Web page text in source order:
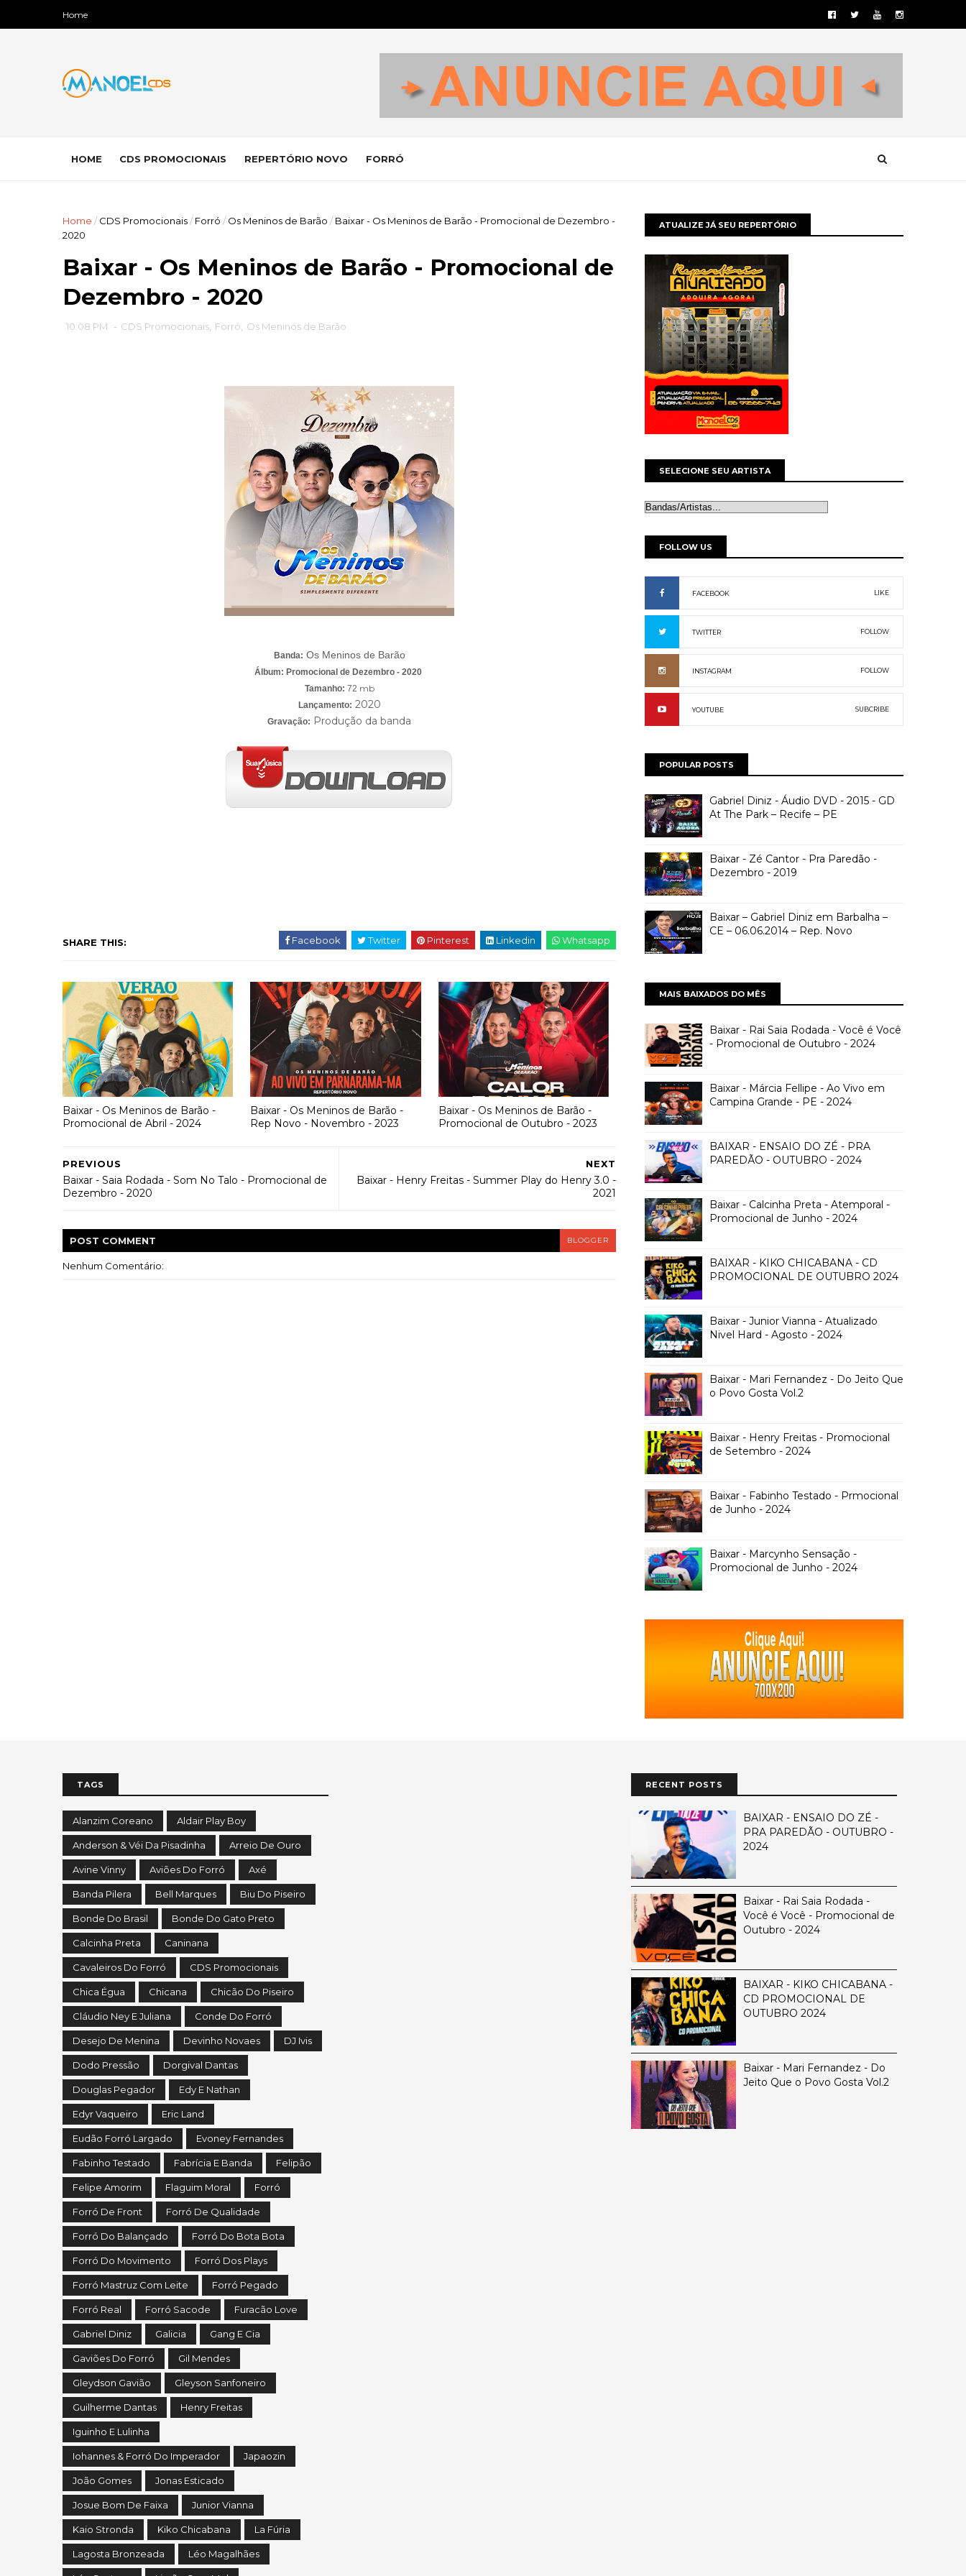
Home
HOME CDS PROMOCIONAIS REPERTÓRIO NOVO FORRÓ
Home / CDS Promocionais/ Forró / Os Meninos de Barão / Baixar - Os Meninos de Barão - Promocional de Dezembro -
2020
Baixar - Os Meninos de Barão - Promocional de
Dezembro - 2020
10:08 PM - CDS Promocionais Forró Os Meninos de Barão
Banda: Os Meninos de Barão
Álbum: Promocional de Dezembro - 2020
Tamanho: 72 mb
Lançamento: 2020
Gravação: Produção da banda
SHARE THIS: Facebook Twitter Pinterest Linkedin Whatsapp
Baixar - Os Meninos de Barão -
Promocional de Abril - 2024
Baixar - Os Meninos de Barão -
Rep Novo - Novembro - 2023
Baixar - Os Meninos de Barão -
Promocional de Outubro - 2023
NEXT
Baixar - Henry Freitas - Summer Play do Henry 3.0 -
2021
PREVIOUS
Baixar - Saia Rodada - Som No Talo - Promocional de
Dezembro - 2020
POST COMMENT BLOGGER
Nenhum Comentário:
ATUALIZE JÁ SEU REPERTÓRIO
SELECIONE SEU ARTISTA
FOLLOW US
FACEBOOK LIKE
TWITTER FOLLOW
INSTAGRAM FOLLOW
YOUTUBE SUBCRIBE
POPULAR POSTS
Gabriel Diniz - Áudio DVD - 2015 - GD
At The Park – Recife – PE
Baixar - Zé Cantor - Pra Paredão -
Dezembro - 2019
Baixar – Gabriel Diniz em Barbalha –
CE – 06.06.2014 – Rep. Novo
MAIS BAIXADOS DO MÊS
Baixar - Rai Saia Rodada - Você é Você
- Promocional de Outubro - 2024
Baixar - Márcia Fellipe - Ao Vivo em
Campina Grande - PE - 2024
BAIXAR - ENSAIO DO ZÉ - PRA
PAREDÃO - OUTUBRO - 2024
Baixar - Calcinha Preta - Atemporal -
Promocional de Junho - 2024
BAIXAR - KIKO CHICABANA - CD
PROMOCIONAL DE OUTUBRO 2024
Baixar - Junior Vianna - Atualizado
Nivel Hard - Agosto - 2024
Baixar - Mari Fernandez - Do Jeito Que
o Povo Gosta Vol.2
Baixar - Henry Freitas - Promocional
de Setembro - 2024
Baixar - Fabinho Testado - Prmocional
de Junho - 2024
Baixar - Marcynho Sensação -
Promocional de Junho - 2024
TAGS
Alanzim Coreano Aldair Play Boy
Anderson & Véi Da Pisadinha Arreio De Ouro
Avine Vinny Aviões Do Forró Axé
Banda Pilera Bell Marques Biu Do Piseiro
Bonde Do Brasil Bonde Do Gato Preto
Calcinha Preta Caninana
Cavaleiros Do Forró CDS Promocionais
Chica Égua Chicana Chicão Do Piseiro
Cláudio Ney E Juliana Conde Do Forró
Desejo De Menina Devinho Novaes DJ Ivis
Dodo Pressão Dorgival Dantas
Douglas Pegador Edy E Nathan
Edyr Vaqueiro Eric Land
Eudão Forró Largado Evoney Fernandes
Fabinho Testado Fabrícia E Banda Felipão
Felipe Amorim Flaguim Moral Forró
Forró De Front Forró De Qualidade
Forró Do Balançado Forró Do Bota Bota
Forró Do Movimento Forró Dos Plays
Forró Mastruz Com Leite Forró Pegado
Forró Real Forró Sacode Furacão Love
Gabriel Diniz Galicia Gang E Cia
Gaviões Do Forró Gil Mendes
Gleydson Gavião Gleyson Sanfoneiro
Guilherme Dantas Henry Freitas
Iguinho E Lulinha
Iohannes & Forró Do Imperador Japaozin
João Gomes Jonas Esticado
Josue Bom De Faixa Junior Vianna
Kaio Stronda Kiko Chicabana La Fúria
Lagosta Bronzeada Léo Magalhães
RECENT POSTS
BAIXAR - ENSAIO DO ZÉ -
PRA PAREDÃO - OUTUBRO -
2024
Baixar - Rai Saia Rodada -
Você é Você - Promocional de
Outubro - 2024
BAIXAR - KIKO CHICABANA -
CD PROMOCIONAL DE
OUTUBRO 2024
Baixar - Mari Fernandez - Do
Jeito Que o Povo Gosta Vol.2